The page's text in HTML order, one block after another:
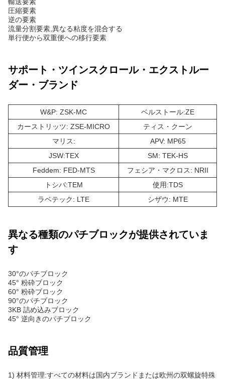
圧縮要素
逆の要素
流量分割要素,異なる粘度を混合する
単行便から双重便への移行要素
サポート・ツインスクロール・エクストルー
ダー・ブランド
W&P: ZSK-MC
ベルストール:ZE
カーストリッツ: ZSE-MICRO
ティス・クーン
マリス:
APV: MP65
JSW:TEX
SM: TEK-HS
Feddem: FED-MTS
フェシア・マクロス: NRII
トシバ:TEM
使用:TDS
ラベテック: LTE
シザウ: MTE
異なる種類のパチブロックが提供されていま
す
30°のパチブロック
45° 粉砕ブロック
60° 粉砕ブロック
90°のパチブロック
3KB 詰め込みブロック
45° 逆向きのパチブロック
品質管理
1) 材料管理:すべての材料は国内ブランドまたは欧州の双螺旋特殊